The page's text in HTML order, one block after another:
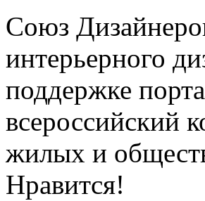
Союз
интерьерного
поддержке
всероссийский
жилых и
Нравится!